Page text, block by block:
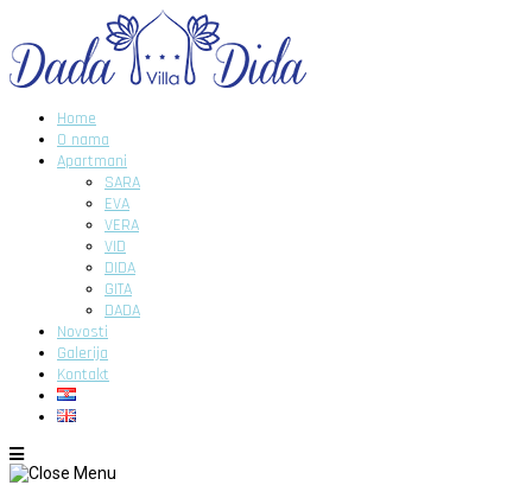
Home
O nama
Apartmani
SARA
EVA
VERA
VID
DIDA
GITA
DADA
Novosti
Galerija
Kontakt